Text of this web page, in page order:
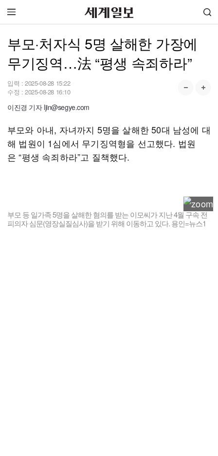
부모·처자식 5명 살해한 가장에
무기징역…法 “평생 속죄하라”
입력 : 2025-08-28 15:22
수정 : 2025-08-28 16:10
이진경 기자 ljin@segye.com
부모와 아내, 자녀까지 5명을 살해한 50대 남성에 대
해 법원이 1심에서 무기징역형을 선고했다. 법원
은 “평생 속죄하라”고 질책했다.
부모 등 일가족 5명을 살해한 혐의를 받는 이모씨가 지난 4월 구속 전
피의자 심문(영장실질심사)을 받기 위해 이동하고 있다. 용인=뉴스1